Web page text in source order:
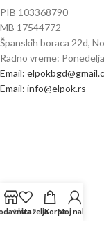
PIB 103368790
MB 17544772
Španskih boraca 22d,
Radno vreme:
Email:
Email: info@elpok.rs
Lista željaKorpaMoj nalog